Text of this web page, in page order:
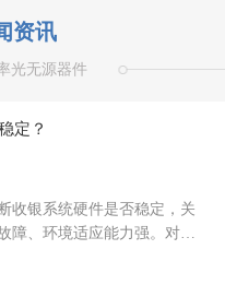
资讯
光无源器件
定？
收银系统硬件是否稳定，关
障、环境适应能力强‌。对于